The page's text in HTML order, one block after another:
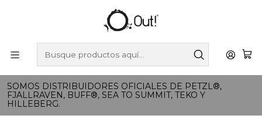
SOMOS DISTRIBUIDORES OFICIALES DE PETZL®,
FJALLRAVEN, BUFF®, SEA TO SUMMIT, TEKO Y
HILLEBERG.